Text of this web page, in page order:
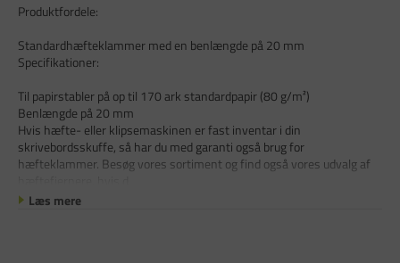
Produktfordele:
Standardhæfteklammer med en benlængde på 20 mm
Specifikationer:
Til papirstabler på op til 170 ark standardpapir (80 g/m²)
Benlængde på 20 mm
Hvis hæfte- eller klipsemaskinen er fast inventar i din
skrivebordsskuffe, så har du med garanti også brug for
hæfteklammer. Besøg vores sortiment og find også vores udvalg af
Læs mere